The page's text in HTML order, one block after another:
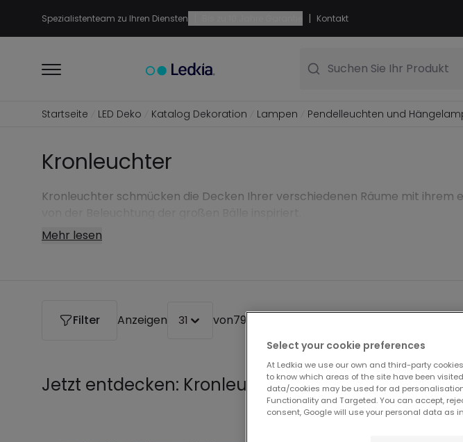
Spezialistenteam zu Ihren Diensten | Kontakt
Suchen Sie Ihr Produkt
Startseite LED Deko Katalog Dekoration Lampen Pendelleuchten und
Kronleuchter
Kronleuchter schmücken die Decken Ihrer verschiedenen Räume mit
Mehr lesen
Filter Anzeigen 31 von79 Produkte
Jetzt entdecken: Kronleuchter
Select your cookie preferences
At Ledkia we use our own and third-party
to know which areas of the site have been
data/cookies may be used for ad
Functionality and Targeted. You can accept,
consent, Google will use your personal data as